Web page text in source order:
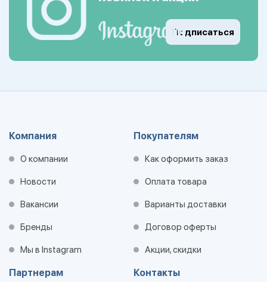
Подписаться
Компания
О компании
Новости
Вакансии
Бренды
Мы в Instagram
Покупателям
Как оформить заказ
Оплата товара
Варианты доставки
Договор оферты
Акции, скидки
Партнерам Контакты